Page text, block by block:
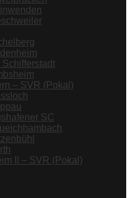
– SVR (Pokal)
SC
II – SVR (Pokal)